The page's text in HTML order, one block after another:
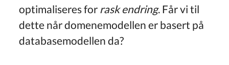
optimaliseres for rask endring. Får vi til
dette når domenemodellen er basert på
databasemodellen da?